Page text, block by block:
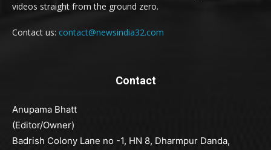
videos straight from the ground zero.
Contact us: contact@newsindia32.com
Contact
Anupama Bhatt
(Editor/Owner)
Badrish Colony Lane no -1, HN 8, Dharmpur Danda,